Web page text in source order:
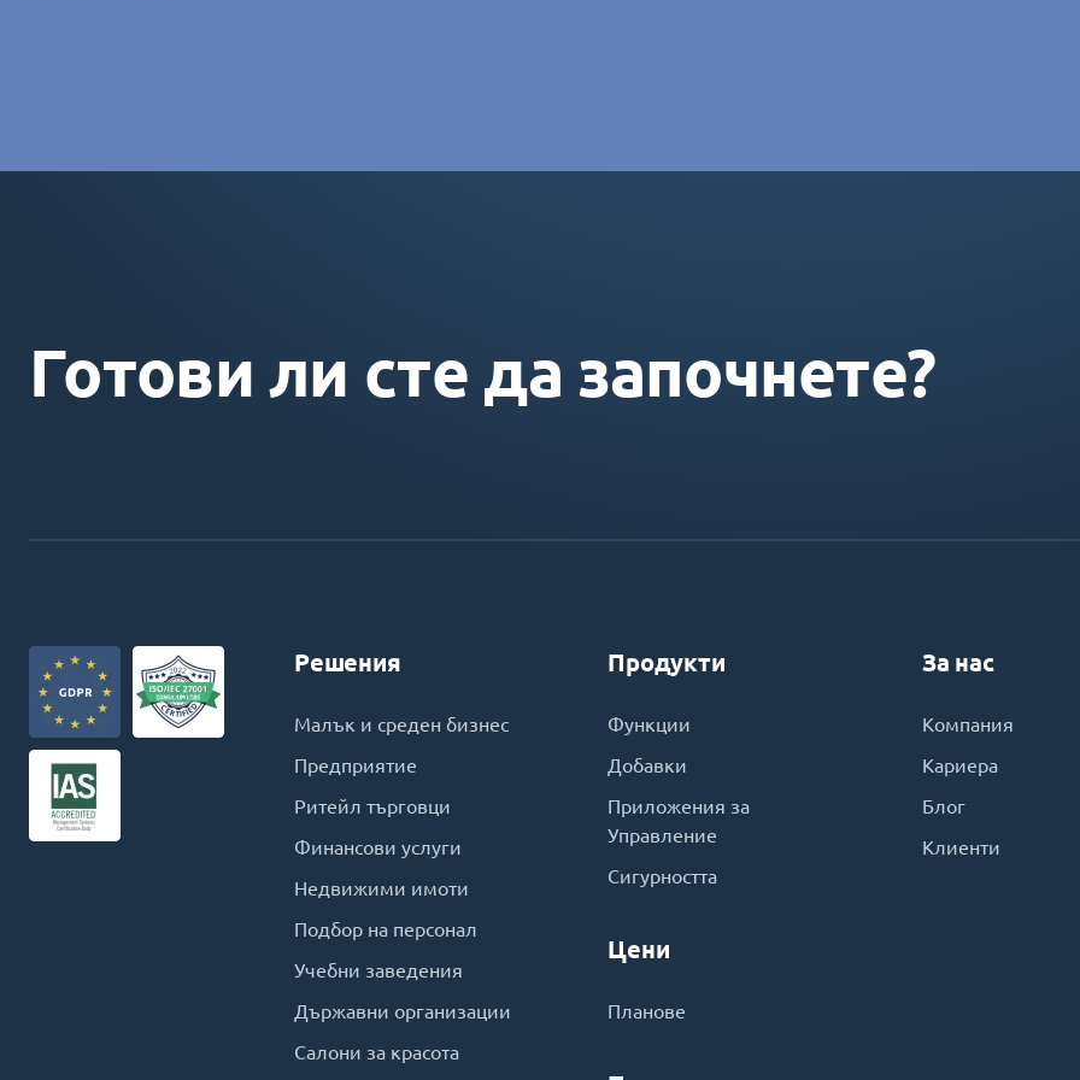
Готови ли сте да започнете?
Решения
Малък и среден бизнес
Предприятие
Ритейл търговци
Финансови услуги
Недвижими имоти
Подбор на персонал
Учебни заведения
Държавни организации
Салони за красота
Продукти
Функции
Добавки
Приложения за
Управление
Сигурността
Цени
Планове
За нас
Компания
Кариера
Блог
Клиенти